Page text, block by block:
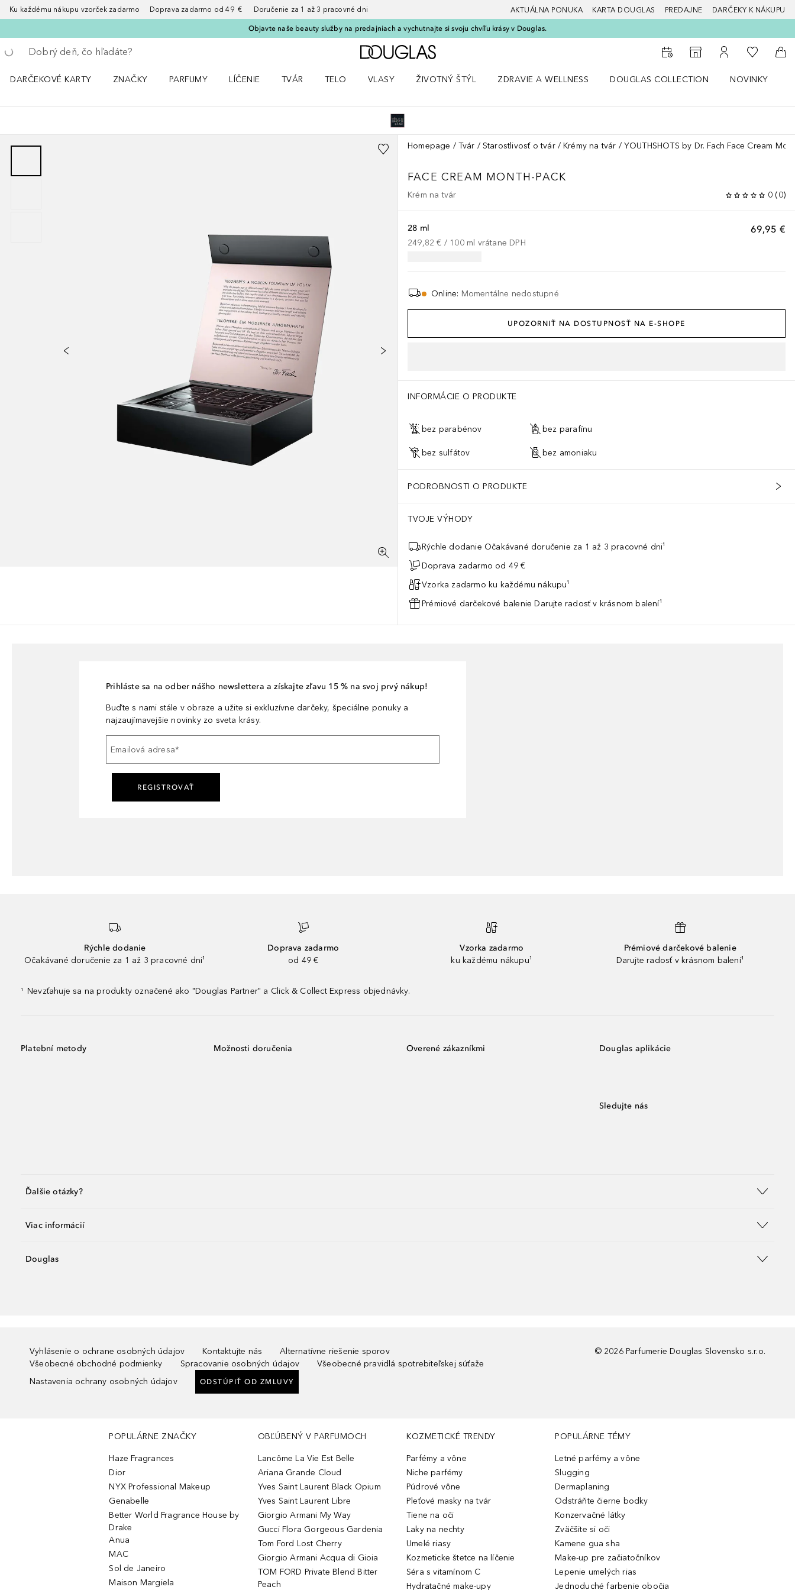
Ku každému nákupu vzorček zadarmo Doprava zadarmo od 49 € Doručenie za 1 až 3 pracovné dni AKTUÁLNA PONUKA KARTA DOUGLAS PREDAJNE DARČEKY K NÁKUPU
Objavte naše beauty služby na predajniach a vychutnajte si svoju chvíľu krásy v Douglas.
Choď späť
Vykonajte vyhľadávanie
Domov
Do vyhľadávača predajní
Do môjho účtu
Do môjho
Do
DARČEKOVÉ KARTY
ZNAČKY
PARFUMY
LÍČENIE
TVÁR
TELO
VLASY
ŽIVOTNÝ ŠTÝL
ZDRAVIE A WELLNESS
DOUGLAS COLLECTION
NOVINKY
Homepage Tvár Starostlivosť o tvár Krémy na tvár YOUTHSHOTS by Dr. Fach Face Cream
FACE CREAM MONTH-PACK
Krém na tvár 0 (0)
69,95 €
28 ml
249,82 € / 100 ml vrátane DPH
Online: Momentálne nedostupné
UPOZORNIŤ NA DOSTUPNOSŤ NA E-SHOPE
INFORMÁCIE O PRODUKTE
bez parabénov bez parafínu
bez sulfátov bez amoniaku
PODROBNOSTI O PRODUKTE
TVOJE VÝHODY
Rýchle dodanie Očakávané doručenie za 1 až 3 pracovné dni¹
Doprava zadarmo od 49 €
Vzorka zadarmo ku každému nákupu¹
Prémiové darčekové balenie Darujte radosť v krásnom balení¹
Prihláste sa na odber nášho newslettera a získajte zľavu 15 % na svoj prvý nákup!
Buďte s nami stále v obraze a užite si exkluzívne darčeky, špeciálne ponuky a
najzaujímavejšie novinky zo sveta krásy.
Emailová adresa*
REGISTROVAŤ
Rýchle dodanie
Očakávané doručenie za 1 až 3 pracovné dni¹
Doprava zadarmo
od 49 €
Vzorka zadarmo
ku každému nákupu¹
Prémiové darčekové balenie
Darujte radosť v krásnom balení¹
¹ Nevzťahuje sa na produkty označené ako "Douglas Partner" a Click & Collect Express objednávky.
Platební metody Možnosti doručenia Overené zákazníkmi Douglas aplikácie
Sledujte nás
Ďalšie otázky?
Viac informácií
Douglas
Vyhlásenie o ochrane osobných údajov Kontaktujte nás
Alternatívne riešenie sporov
Všeobecné obchodné podmienky
Spracovanie osobných údajov
Všeobecné pravidlá spotrebiteľskej súťaže
Nastavenia ochrany osobných údajov
ODSTÚPIŤ OD ZMLUVY
© 2026 Parfumerie Douglas Slovensko s.r.o.
POPULÁRNE ZNAČKY
Haze Fragrances
Dior
NYX Professional Makeup
Genabelle
Better World Fragrance House by
Drake
Anua
MAC
Sol de Janeiro
Maison Margiela
OBĽÚBENÝ V PARFUMOCH
Lancôme La Vie Est Belle
Ariana Grande Cloud
Yves Saint Laurent Black Opium
Yves Saint Laurent Libre
Giorgio Armani My Way
Gucci Flora Gorgeous Gardenia
Tom Ford Lost Cherry
Giorgio Armani Acqua di Gioia
TOM FORD Private Blend Bitter
Peach
KOZMETICKÉ TRENDY
Parfémy a vône
Niche parfémy
Púdrové vône
Pleťové masky na tvár
Tiene na oči
Laky na nechty
Umelé riasy
Kozmeticke štetce na líčenie
Séra s vitamínom C
Hydratačné make-upy
POPULÁRNE TÉMY
Letné parfémy a vône
Slugging
Dermaplaning
Odstráňte čierne bodky
Konzervačné látky
Zväčšite si oči
Kamene gua sha
Make-up pre začiatočníkov
Lepenie umelých rias
Jednoduché farbenie obočia